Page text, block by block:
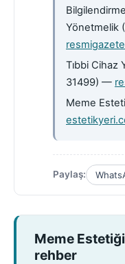
Yönetmelik
Tıbbi Cihaz
31499) —
Meme
Paylaş:
Meme
rehber